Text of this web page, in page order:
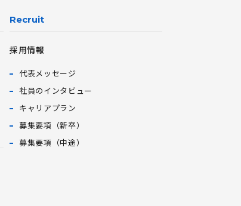
Recruit
採用情報
代表メッセージ
社員のインタビュー
キャリアプラン
募集要項（新卒）
募集要項（中途）